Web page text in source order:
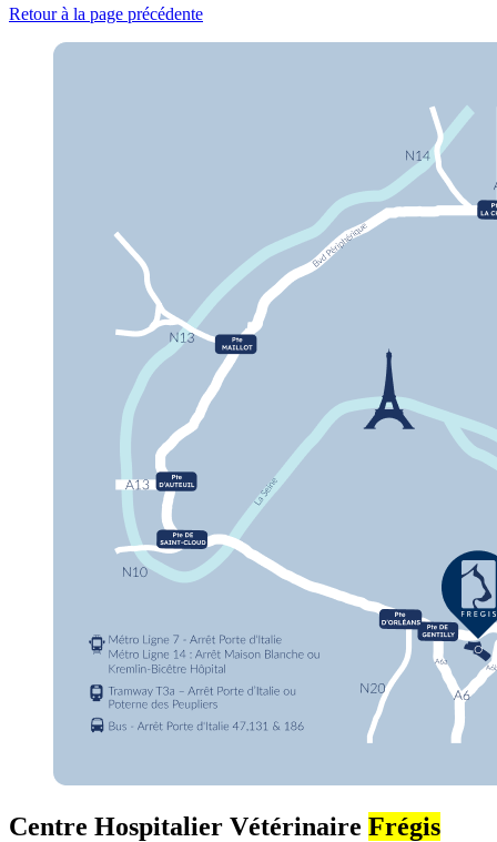
Retour à la page précédente
Centre Hospitalier Vétérinaire Frégis